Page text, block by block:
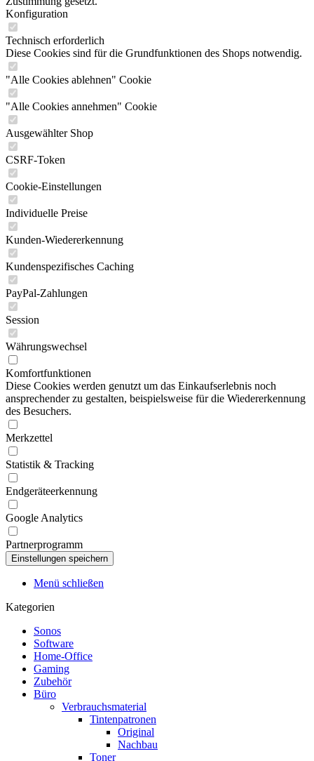
Konfiguration
Technisch erforderlich
Diese Cookies sind für die Grundfunktionen des Shops notwendig.
"Alle Cookies ablehnen" Cookie
"Alle Cookies annehmen" Cookie
Ausgewählter Shop
CSRF-Token
Cookie-Einstellungen
Individuelle Preise
Kunden-Wiedererkennung
Kundenspezifisches Caching
PayPal-Zahlungen
Session
Währungswechsel
Komfortfunktionen
Diese Cookies werden genutzt um das Einkaufserlebnis noch
ansprechender zu gestalten, beispielsweise für die Wiedererkennung
des Besuchers.
Merkzettel
Statistik & Tracking
Endgeräteerkennung
Google Analytics
Partnerprogramm
Menü schließen
Kategorien
Sonos
Software
Home-Office
Gaming
Zubehör
Büro
Verbrauchsmaterial
Tintenpatronen
Original
Nachbau
Toner